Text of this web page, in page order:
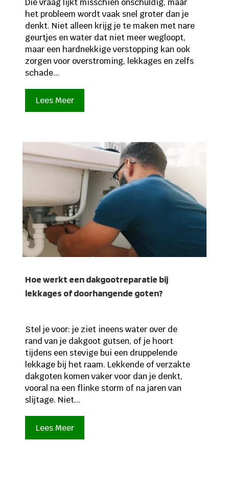
het probleem wordt vaak snel groter dan je
denkt. Niet alleen krijg je te maken met nare
geurtjes en water dat niet meer wegloopt,
maar een hardnekkige verstopping kan ook
zorgen voor overstroming, lekkages en zelfs
schade...
Lees Meer
Hoe werkt een dakgootreparatie bij
lekkages of doorhangende goten?
Stel je voor: je ziet ineens water over de
rand van je dakgoot gutsen, of je hoort
tijdens een stevige bui een druppelende
lekkage bij het raam. Lekkende of verzakte
dakgoten komen vaker voor dan je denkt,
vooral na een flinke storm of na jaren van
slijtage. Niet...
Lees Meer